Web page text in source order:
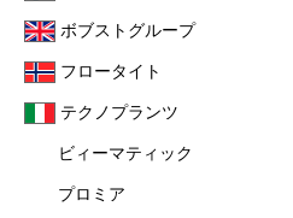
ボブストグループ
フロータイト
テクノプランツ
ビィーマティック
プロミア